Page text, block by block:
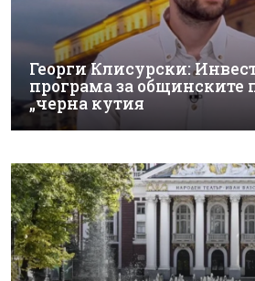
Георги Клисурски:
програма за общинските
„черна кутия